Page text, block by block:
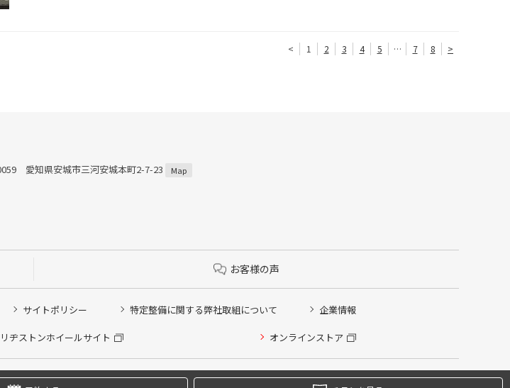
< 1 2 3 4 5 … 7 8 >
愛知県安城市三河安城本町2-7-23 Map
お客様の声
サイトポリシー 特定整備に関する弊社取組について 企業情報
ヂストンホイールサイト オンラインストア
Retail Co.,Ltd. All rights Reserved.
ちらを選択ください